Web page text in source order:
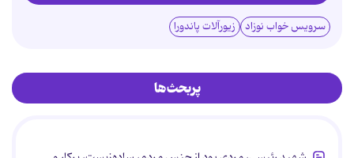
سرویس خواب نوزاد زیورآلات پاندورا
پربحث‌ها